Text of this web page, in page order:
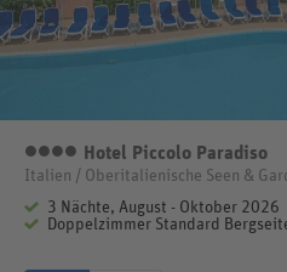
4 Sterne
Hotel Piccolo Paradiso
Italien / Oberitalienische Seen &
3 Nächte, August - Oktober 2026
Doppelzimmer Standard